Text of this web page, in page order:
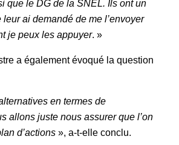
que le DG de la SNEL. Ils ont un
leur ai demandé de me l’envoyer
je peux les appuyer. »
a également évoqué la question
en termes de
allons juste nous assurer que l’on
d’actions », a-t-elle conclu.